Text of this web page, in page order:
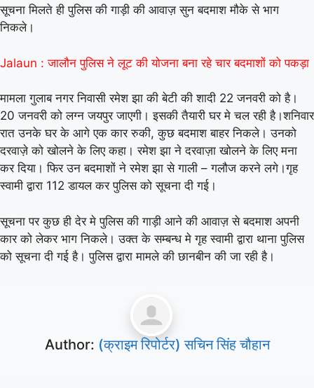
सूचना मिलते ही पुलिस की गाड़ी की आवाज़ सुन बदमाश मौके से भाग
निकले।
Jalaun : जालौन पुलिस ने लूट की योजना बना रहे चार बदमाशों को पकड़ा
मामला गुलाब नगर निवासी रमेश झा की बेटी की शादी 22 जनवरी को है।
20 जनवरी को लग्न जयपुर जाएगी। इसकी तैयारी घर मे चल रही है।शनिवार
रात उनके घर के आगे एक कार रुकी, कुछ बदमाश बाहर निकले। उनको
दरवाज़े को खोलने के लिए कहा। रमेश झा ने दरवाज़ा खोलने के लिए मना
कर दिया। फिर उन बदमाशों ने रमेश झा से गाली – गलौज करने लगे।गृह
स्वामी द्वारा 112 डायल कर पुलिस को सूचना दी गई।
सूचना पर कुछ ही देर मे पुलिस की गाड़ी आने की आवाज़ से बदमाश अपनी
कार को लेकर भाग निकले। उक्त के सम्बन्ध मे गृह स्वामी द्वारा थाना पुलिस
को सूचना दी गई है। पुलिस द्वारा मामले की छानबीन की जा रही है।
Author: (क्राइम रिपोर्टर) सचिन सिंह चौहान